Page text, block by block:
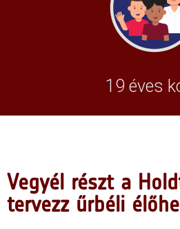
19 éves
Vegyél részt a
tervezz űrbéli